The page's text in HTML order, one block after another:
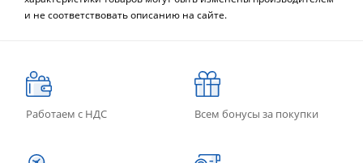
и не соответствовать описанию на сайте.
Работаем с НДС Всем бонусы за покупки